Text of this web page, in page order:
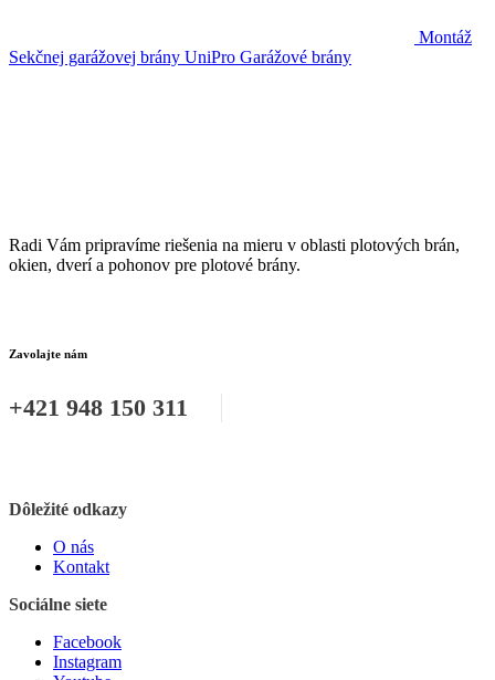
Montáž
Sekčnej garážovej brány UniPro Garážové brány
Radi Vám pripravíme riešenia na mieru v oblasti plotových brán,
okien, dverí a pohonov pre plotové brány.
Zavolajte nám
+421 948 150 311
Dôležité odkazy
O nás
Kontakt
Sociálne siete
Facebook
Instagram